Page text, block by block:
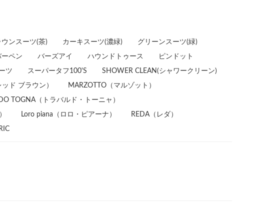
ウンスーツ(茶) カーキスーツ(濃緑) グリーンスーツ(緑)
ーペン バーズアイ ハウンドトゥース ピンドット
ツ スーパータフ100'S SHOWER CLEAN(シャワークリーン)
ド ブラウン） MARZOTTO（マルゾット）
TOGNA（トラバルド・トーニャ）
Loro piana（ロロ・ピアーナ） REDA（レダ）